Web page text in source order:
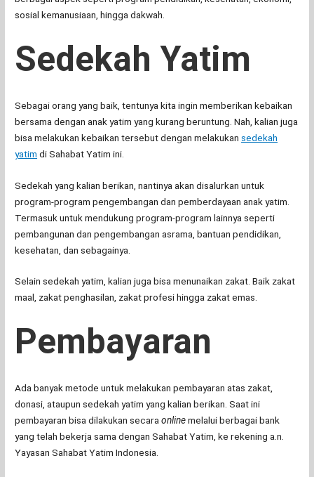
sosial kemanusiaan, hingga dakwah.
Sedekah Yatim
Sebagai orang yang baik, tentunya kita ingin memberikan kebaikan
bersama dengan anak yatim yang kurang beruntung. Nah, kalian juga
bisa melakukan kebaikan tersebut dengan melakukan sedekah
yatim di Sahabat Yatim ini.
Sedekah yang kalian berikan, nantinya akan disalurkan untuk
program-program pengembangan dan pemberdayaan anak yatim.
Termasuk untuk mendukung program-program lainnya seperti
pembangunan dan pengembangan asrama, bantuan pendidikan,
kesehatan, dan sebagainya.
Selain sedekah yatim, kalian juga bisa menunaikan zakat. Baik zakat
maal, zakat penghasilan, zakat profesi hingga zakat emas.
Pembayaran
Ada banyak metode untuk melakukan pembayaran atas zakat,
donasi, ataupun sedekah yatim yang kalian berikan. Saat ini
pembayaran bisa dilakukan secaraonlinemelalui berbagai bank
yang telah bekerja sama dengan Sahabat Yatim, ke rekening a.n.
Yayasan Sahabat Yatim Indonesia.